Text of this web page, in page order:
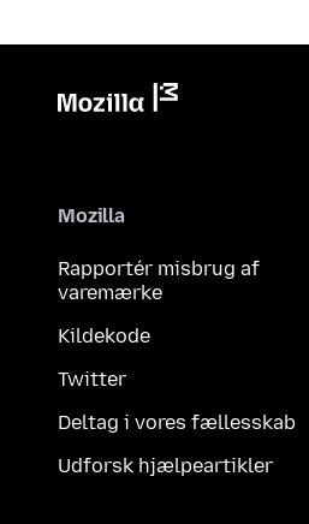
Mozilla
Rapportér misbrug af
varemærke
Kildekode
Twitter
Deltag i vores fællesskab
Udforsk hjælpeartikler